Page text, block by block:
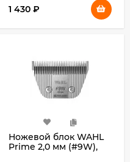
1 430 ₽
Ножевой блок WAHL
Prime 2,0 мм (#9W),